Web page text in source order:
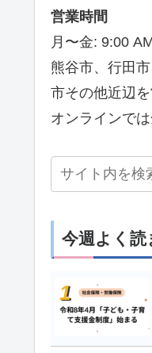
営業時間
月〜金: 9:00
熊谷市、行田
市その他近辺
オンラインでは
今週よく